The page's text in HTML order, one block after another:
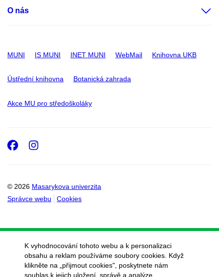
O nás
MUNI IS MUNI INET MUNI WebMail Knihovna UKB
Ústřední knihovna Botanická zahrada
Akce MU pro středoškoláky
© 2026 Masarykova univerzita
Správce webu
Cookies
Facebook
Instagram
K vyhodnocování tohoto webu a k personalizaci
obsahu a reklam používáme soubory cookies. Když
klikněte na „přijmout cookies", poskytnete nám
souhlas k jejich uložení, správě a analýze.